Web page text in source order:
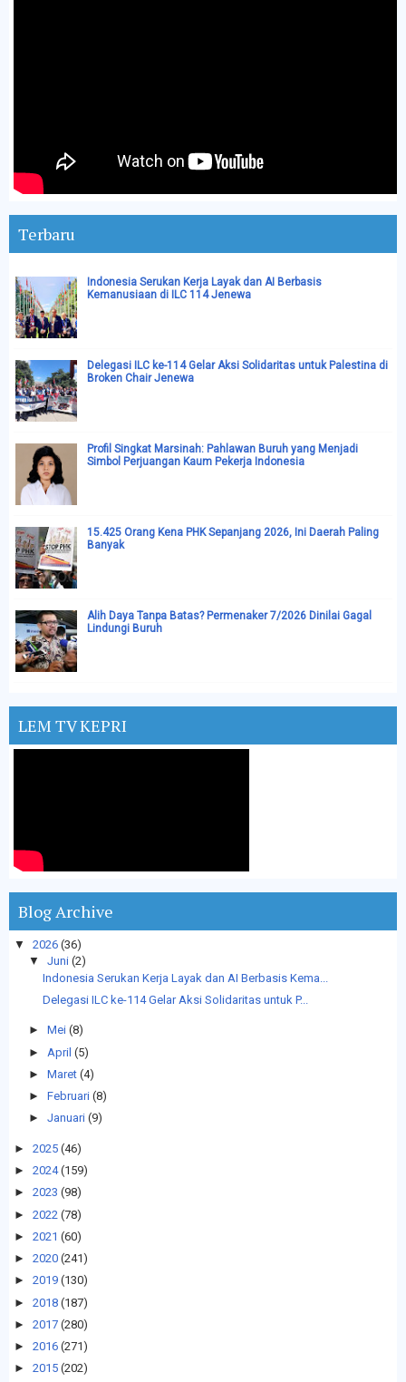
Terbaru
Indonesia Serukan Kerja Layak dan AI Berbasis
Kemanusiaan di ILC 114 Jenewa
Delegasi ILC ke-114 Gelar Aksi Solidaritas untuk Palestina di
Broken Chair Jenewa
Profil Singkat Marsinah: Pahlawan Buruh yang Menjadi
Simbol Perjuangan Kaum Pekerja Indonesia
15.425 Orang Kena PHK Sepanjang 2026, Ini Daerah Paling
Banyak
Alih Daya Tanpa Batas? Permenaker 7/2026 Dinilai Gagal
Lindungi Buruh
LEM TV KEPRI
Blog Archive
▼ 2026 (36)
▼
Juni (2)
Indonesia Serukan Kerja Layak dan AI Berbasis Kema...
Delegasi ILC ke-114 Gelar Aksi Solidaritas untuk P...
► Mei (8)
► April (5)
► Maret (4)
► Februari (8)
► Januari (9)
► 2025 (46)
► 2024 (159)
► 2023 (98)
► 2022 (78)
► 2021 (60)
► 2020 (241)
► 2019 (130)
► 2018 (187)
► 2017 (280)
► 2016 (271)
► 2015 (202)